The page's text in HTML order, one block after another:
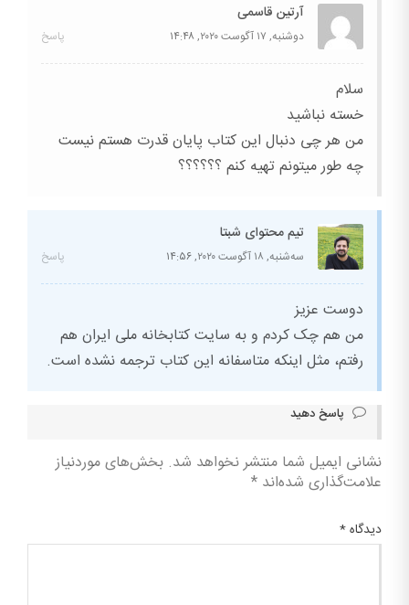
آرتین قاسمی
دوشنبه, ۱۷ آگوست ۲۰۲۰, ۱۴:۴۸ پاسخ
سلام
خسته نباشید
من هر چی دنبال این کتاب پایان قدرت هستم نیست
چه طور میتونم تهیه کنم ؟؟؟؟؟؟
تیم محتوای شبتا
سه‌شنبه, ۱۸ آگوست ۲۰۲۰, ۱۴:۵۶ پاسخ
دوست عزیز
من هم چک کردم و به سایت کتابخانه ملی ایران هم
رفتم، مثل اینکه متاسفانه این کتاب ترجمه نشده است.
پاسخ دهید
نشانی ایمیل شما منتشر نخواهد شد. بخش‌های موردنیاز
علامت‌گذاری شده‌اند *
دیدگاه*